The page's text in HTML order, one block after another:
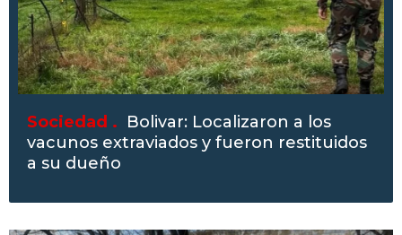
Sociedad . Bolivar: Localizaron a los
vacunos extraviados y fueron restituidos
a su dueño